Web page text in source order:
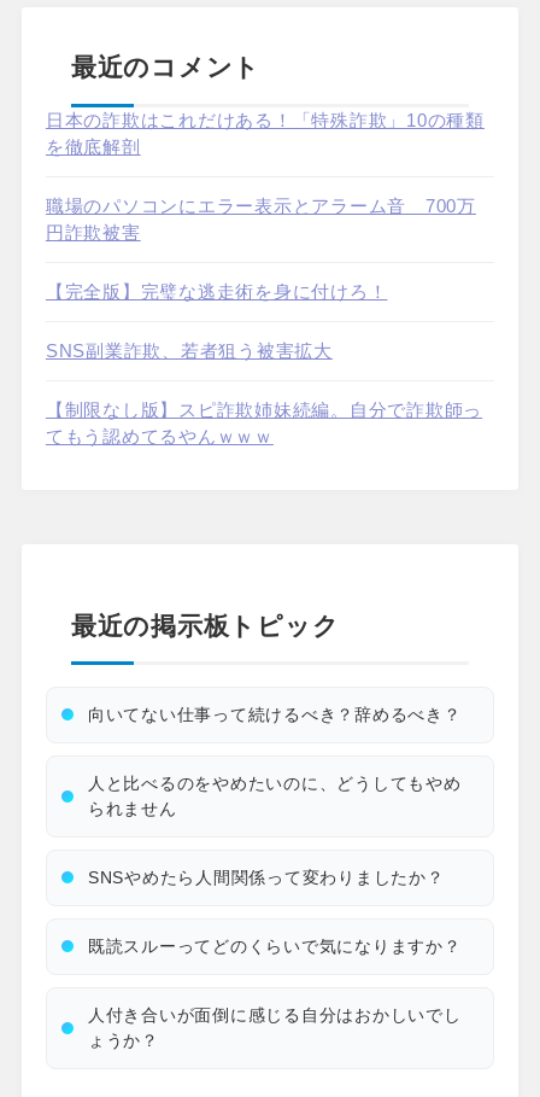
最近のコメント
日本の詐欺はこれだけある！「特殊詐欺」10の種類
を徹底解剖
職場のパソコンにエラー表示とアラーム音 700万
円詐欺被害
【完全版】完璧な逃走術を身に付けろ！
SNS副業詐欺、若者狙う被害拡大
【制限なし版】スピ詐欺姉妹続編。自分で詐欺師っ
てもう認めてるやんｗｗｗ
最近の掲示板トピック
向いてない仕事って続けるべき？辞めるべき？
人と比べるのをやめたいのに、どうしてもやめ
られません
SNSやめたら人間関係って変わりましたか？
既読スルーってどのくらいで気になりますか？
人付き合いが面倒に感じる自分はおかしいでし
ょうか？